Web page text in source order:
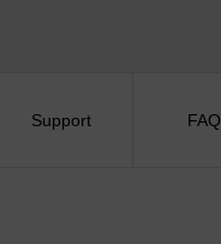
Support FAQ